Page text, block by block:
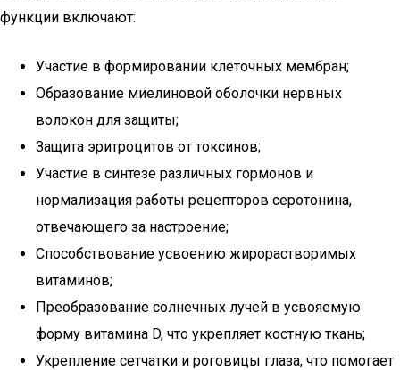
функции включают:
Участие в формировании клеточных мембран;
Образование миелиновой оболочки нервных
волокон для защиты;
Защита эритроцитов от токсинов;
Участие в синтезе различных гормонов и
нормализация работы рецепторов серотонина,
отвечающего за настроение;
Способствование усвоению жирорастворимых
витаминов;
Преобразование солнечных лучей в усвояемую
форму витамина D, что укрепляет костную ткань;
Укрепление сетчатки и роговицы глаза, что помогает